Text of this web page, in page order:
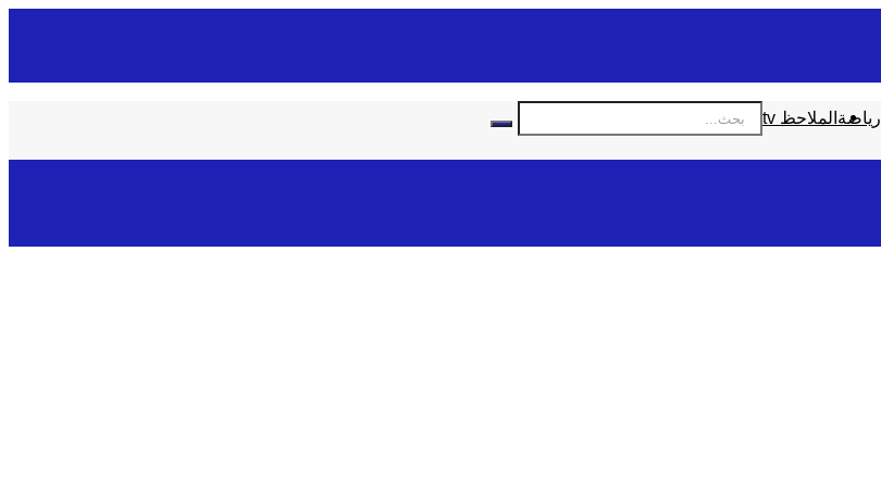
رياضة الملاحظ tv